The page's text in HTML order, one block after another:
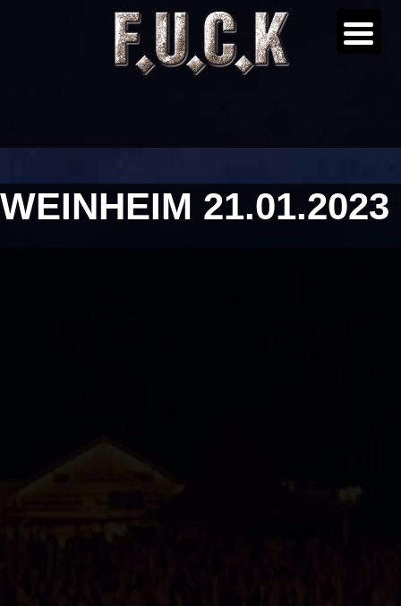
WEINHEIM 21.01.2023